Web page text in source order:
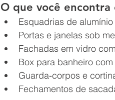
O que você encontra
Esquadrias de
Portas e janelas sob
Fachadas em vidro
Box para banheiro
Guarda-corpos e
Fechamentos de